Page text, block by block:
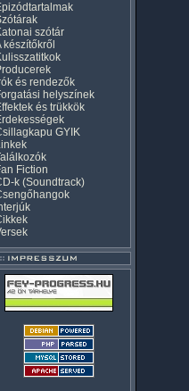
szótár
készítőkről
és rendezők
helyszínek
és trükkök
GYIK
Fiction
k (Soundtrack)